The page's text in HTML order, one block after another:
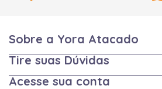
Sobre a Yora Atacado
Tire suas Dúvidas
Acesse sua conta